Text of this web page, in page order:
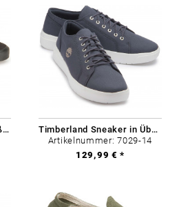
Vans Sneaker in Übergrößen
Timberland Sneaker in Übergrößen
Artikelnummer: 7029-14
129,99 € *